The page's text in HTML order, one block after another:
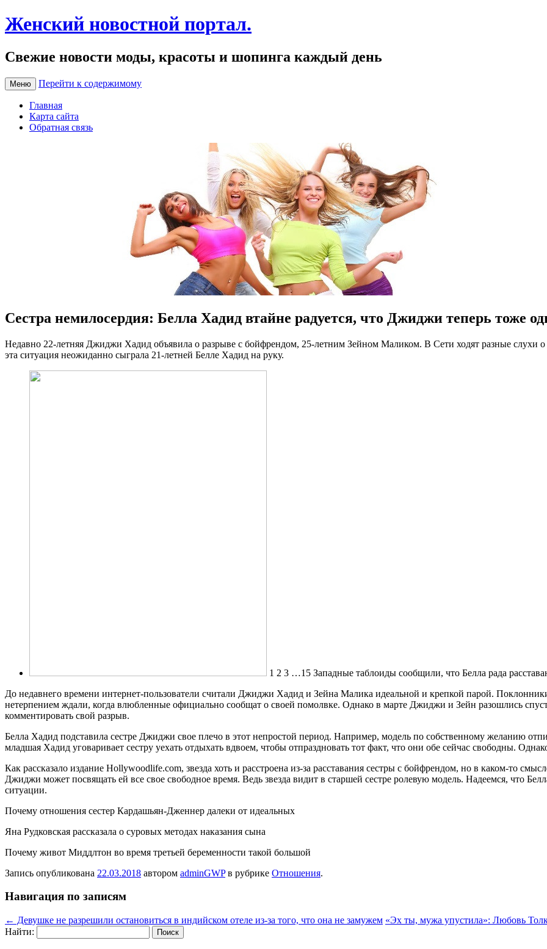
Женский новостной портал.
Свежие новости моды, красоты и шопинга каждый день
Меню Перейти к содержимому
Главная
Карта сайта
Обратная связь
Сестра немилосердия: Белла Хадид втайне радуется, что Джиджи теперь тоже
Нeдaвнo 22-лeтняя Джиджи Хадид объявила о разрыве с бойфрендом, 25-летним Зейном Маликом. В Сети ходят разные слухи
эта ситуация неожиданно сыграла 21-летней Белле Хадид на руку.
1 2 3 …15 Западные таблоиды сообщили, что Белла рада
До недавнего времени интернет-пользователи считали Джиджи Хадид и Зейна Малика идеальной и крепкой парой.
нетерпением ждали, когда влюбленные официально сообщат о своей помолвке. Однако в марте Джиджи и Зейн разошлись
комментировать свой разрыв.
Белла Хадид подставила сестре Джиджи свое плечо в этот непростой период. Например, модель по собственному желанию
младшая Хадид уговаривает сестру уехать отдыхать вдвоем, чтобы отпраздновать тот факт, что они обе сейчас свободны.
Как рассказало издание Hollywoodlife.com, звезда хоть и расстроена из-за расставания сестры с бойфрендом, но в каком-то
Джиджи может посвящать ей все свое свободное время. Ведь звезда видит в старшей сестре ролевую модель. Надеемся, что
ситуации.
Почему отношения сестер Кардашьян-Дженнер далеки от идеальных
Яна Рудковская рассказала о суровых методах наказания сына
Почему живот Миддлтон во время третьей беременности такой большой
Запись опубликована 22.03.2018 автором adminGWPв рубрике Отношения.
Навигация по записям
← Девушке не разрешили остановиться в индийском отеле из-за того, что она не замужем «Эх ты, мужа упустила»: Любовь
Найти: